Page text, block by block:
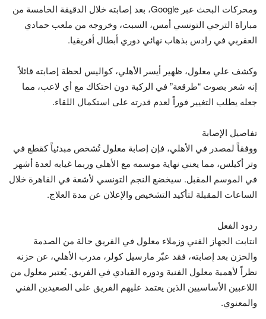
ومحركات البحث عبر Google، بعد إصابته خلال الدقيقة الخامسة من
مباراة الترجي التونسي أمس، السبت، وخروجه من ملعب حمادي
العقربي في رادس بذهاب نهائي دوري أبطال أفريقيا.
وكشف علي معلول، ظهير أيسر الأهلي، كواليس لحظة إصابته قائلاً
إنه شعر بصوت “طرقعة” في الركبة دون احتكاك مع أي لاعب، مما
جعله يطلب التغيير فوراً لعدم قدرته على استكمال اللقاء.
تفاصيل الإصابة
ووفقاً لمصدر في الأهلي، فإن إصابة معلول تُشخص مبدئياً كقطع في
وتر أكيلس، مما يعني نهاية موسمه مع الأهلي وربما غيابه لعدة أشهر
في الموسم المقبل. سيخضع النجم التونسي لأشعة في القاهرة خلال
الساعات المقبلة لتأكيد التشخيص والإعلان عن مدة العلاج.
ردود الفعل
انتابت الجهاز الفني وزملاء معلول في الفريق حالة من الصدمة
والحزن بعد إصابته، فقد عبّر مارسيل كولر، مدرب الأهلي، عن حزنه
نظراً لأهمية معلول الفنية ودوره القيادي في الفريق. يُعتبر معلول من
اللاعبين الأساسيين الذين يعتمد عليهم الفريق على الصعيدين الفني
والمعنوي.